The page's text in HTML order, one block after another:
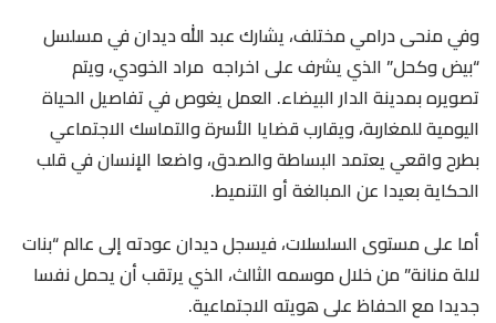
وفي منحى درامي مختلف، يشارك عبد الله ديدان في مسلسل
“بيض وكحل” الذي يشرف على اخراجه مراد الخودي، ويتم
تصويره بمدينة الدار البيضاء. العمل يغوص في تفاصيل الحياة
اليومية للمغاربة، ويقارب قضايا الأسرة والتماسك الاجتماعي
بطرح واقعي يعتمد البساطة والصدق، واضعا الإنسان في قلب
الحكاية بعيدا عن المبالغة أو التنميط.
أما على مستوى السلسلات، فيسجل ديدان عودته إلى عالم “بنات
لالة منانة” من خلال موسمه الثالث، الذي يرتقب أن يحمل نفسا
جديدا مع الحفاظ على هويته الاجتماعية.